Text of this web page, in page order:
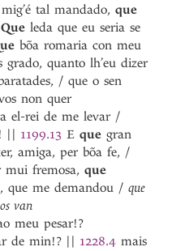
tal mandado,que
Que leda que eu seria se
bõa romaria con meu
quanto lh’eu dizer
/ que o sen
non quer
el-rei de me levar /
|| 1199.13 Eque gran
amiga, per bõa fe, /
mui fremosa,que
que me demandou /que
van
meu pesar!?
de min!? || 1228.4 mais